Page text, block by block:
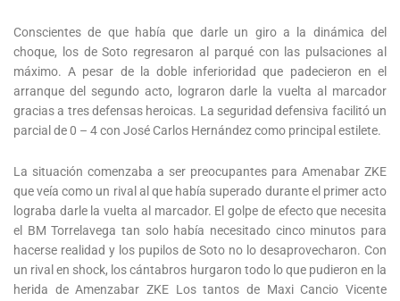
Conscientes de que había que darle un giro a la dinámica del
choque, los de Soto regresaron al parqué con las pulsaciones al
máximo. A pesar de la doble inferioridad que padecieron en el
arranque del segundo acto, lograron darle la vuelta al marcador
gracias a tres defensas heroicas. La seguridad defensiva facilitó un
parcial de 0 – 4 con José Carlos Hernández como principal estilete.
La situación comenzaba a ser preocupantes para Amenabar ZKE
que veía como un rival al que había superado durante el primer acto
lograba darle la vuelta al marcador. El golpe de efecto que necesita
el BM Torrelavega tan solo había necesitado cinco minutos para
hacerse realidad y los pupilos de Soto no lo desaprovecharon. Con
un rival en shock, los cántabros hurgaron todo lo que pudieron en la
herida de Amenzabar ZKE Los tantos de Maxi Cancio Vicente